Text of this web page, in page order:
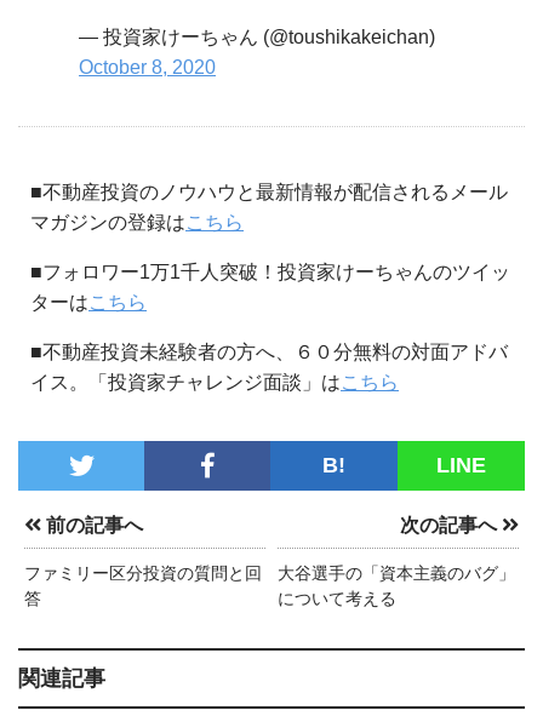
— 投資家けーちゃん (@toushikakeichan)
October 8, 2020
■不動産投資のノウハウと最新情報が配信されるメール
マガジンの登録はこちら
■フォロワー1万1千人突破！投資家けーちゃんのツイッ
ターはこちら
■不動産投資未経験者の方へ、６０分無料の対面アドバ
イス。「投資家チャレンジ面談」はこちら
B! LINE
前の記事へ
ファミリー区分投資の質問と回
答
次の記事へ
大谷選手の「資本主義のバグ」
について考える
関連記事